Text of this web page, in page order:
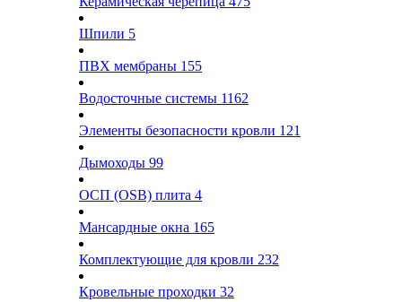
Шпили 5
ПВХ мембраны 155
Водосточные системы 1162
Элементы безопасности кровли 121
Дымоходы 99
ОСП (OSB) плита 4
Мансардные окна 165
Комплектующие для кровли 232
Кровельные проходки 32